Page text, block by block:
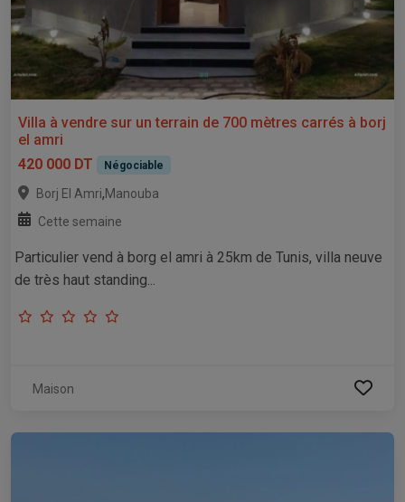
Villa à vendre sur un terrain de 700 mètres carrés à borj
el amri
420 000 DT
Négociable
Borj El Amri,Manouba
Cette semaine
Particulier vend à borg el amri à 25km de Tunis, villa neuve
de très haut standing...
Maison